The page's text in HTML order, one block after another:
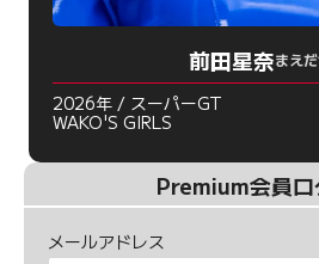
前田星奈まえ
2026年 / スーパーGT
WAKO'S GIRLS
Premium会員ロ
メールアドレス